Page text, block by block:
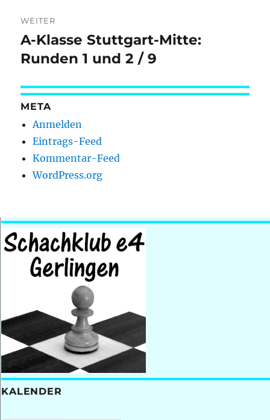
WEITER
Nächster
Beitrag:
A-Klasse Stuttgart-Mitte:
Runden 1 und 2 / 9
META
Anmelden
Eintrags-Feed
Kommentar-Feed
WordPress.org
KALENDER